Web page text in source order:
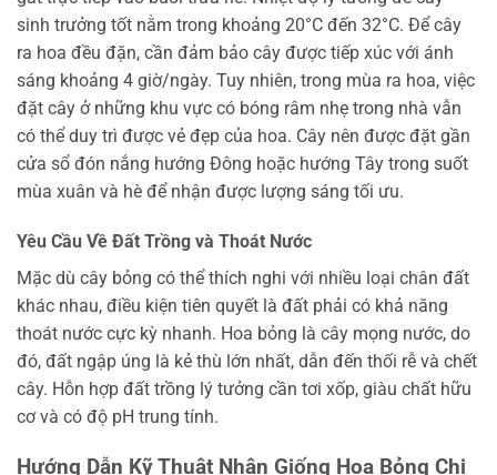
sinh trưởng tốt nằm trong khoảng 20°C đến 32°C. Để cây
ra hoa đều đặn, cần đảm bảo cây được tiếp xúc với ánh
sáng khoảng 4 giờ/ngày. Tuy nhiên, trong mùa ra hoa, việc
đặt cây ở những khu vực có bóng râm nhẹ trong nhà vẫn
có thể duy trì được vẻ đẹp của hoa. Cây nên được đặt gần
cửa sổ đón nắng hướng Đông hoặc hướng Tây trong suốt
mùa xuân và hè để nhận được lượng sáng tối ưu.
Yêu Cầu Về Đất Trồng và Thoát Nước
Mặc dù cây bỏng có thể thích nghi với nhiều loại chân đất
khác nhau, điều kiện tiên quyết là đất phải có khả năng
thoát nước cực kỳ nhanh. Hoa bỏng là cây mọng nước, do
đó, đất ngập úng là kẻ thù lớn nhất, dẫn đến thối rễ và chết
cây. Hỗn hợp đất trồng lý tưởng cần tơi xốp, giàu chất hữu
cơ và có độ pH trung tính.
Hướng Dẫn Kỹ Thuật Nhân Giống Hoa Bỏng Chi